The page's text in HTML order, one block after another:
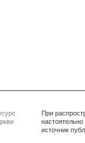
При
источник